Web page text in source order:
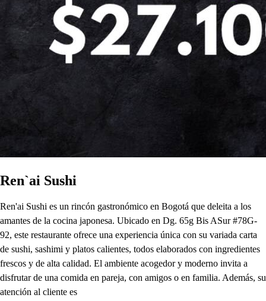
Ren`ai Sushi
Ren'ai Sushi es un rincón gastronómico en Bogotá que deleita a los
amantes de la cocina japonesa. Ubicado en Dg. 65g Bis ASur #78G-
92, este restaurante ofrece una experiencia única con su variada carta
de sushi, sashimi y platos calientes, todos elaborados con ingredientes
frescos y de alta calidad. El ambiente acogedor y moderno invita a
disfrutar de una comida en pareja, con amigos o en familia. Además, su
atención al cliente es